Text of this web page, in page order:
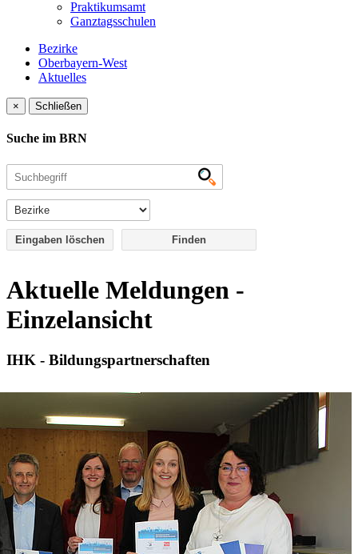
Praktikumsamt
Ganztagsschulen
Bezirke
Oberbayern-West
Aktuelles
× Schließen
Suche im BRN
Eingaben löschen
Aktuelle Meldungen -
Einzelansicht
IHK - Bildungspartnerschaften